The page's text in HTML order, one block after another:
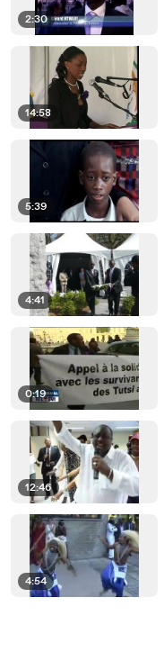
2:30
14:58
5:39
4:41
0:19
12:46
4:54